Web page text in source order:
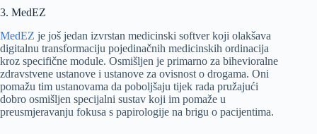
3. MedEZ
MedEZ je još jedan izvrstan medicinski softver koji olakšava
digitalnu transformaciju pojedinačnih medicinskih ordinacija
kroz specifične module. Osmišljen je primarno za bihevioralne
zdravstvene ustanove i ustanove za ovisnost o drogama. Oni
pomažu tim ustanovama da poboljšaju tijek rada pružajući
dobro osmišljen specijalni sustav koji im pomaže u
preusmjeravanju fokusa s papirologije na brigu o pacijentima.